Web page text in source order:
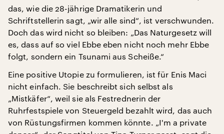
das, wie die 28-jährige Dramatikerin und
Schriftstellerin sagt, „wir alle sind“, ist verschwunden.
Doch das wird nicht so bleiben: „Das Naturgesetz will
es, dass auf so viel Ebbe eben nicht noch mehr Ebbe
folgt, sondern ein Tsunami aus Scheiße.“
Eine positive Utopie zu formulieren, ist für Enis Maci
nicht einfach. Sie beschreibt sich selbst als
„Mistkäfer“, weil sie als Festrednerin der
Ruhrfestspiele von Steuergeld bezahlt wird, das auch
von Rüstungsfirmen kommen könnte. „I'm a private